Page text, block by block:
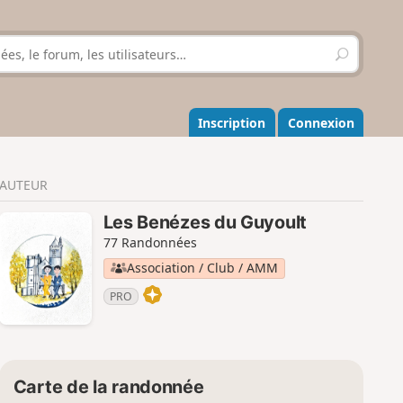
R
e
h
e
r
r
Inscription Connexion
AUTEUR
Les Benézes du Guyoult
77 Randonnées
Association / Club / AMM
PRO
Carte de la randonnée